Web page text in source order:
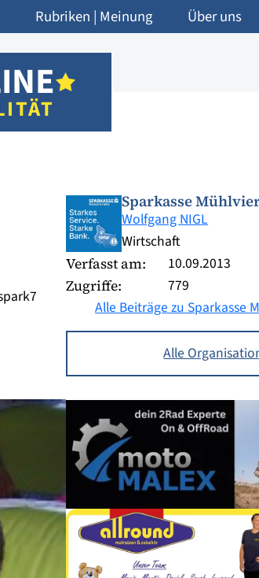
Rubriken | Meinung Über uns
Sparkasse
Wolfgang NIGL
Wirtschaft
Verfasst am: 10.09.2013
Zugriffe:
779
Alle Beiträge zu Sparkasse
Alle